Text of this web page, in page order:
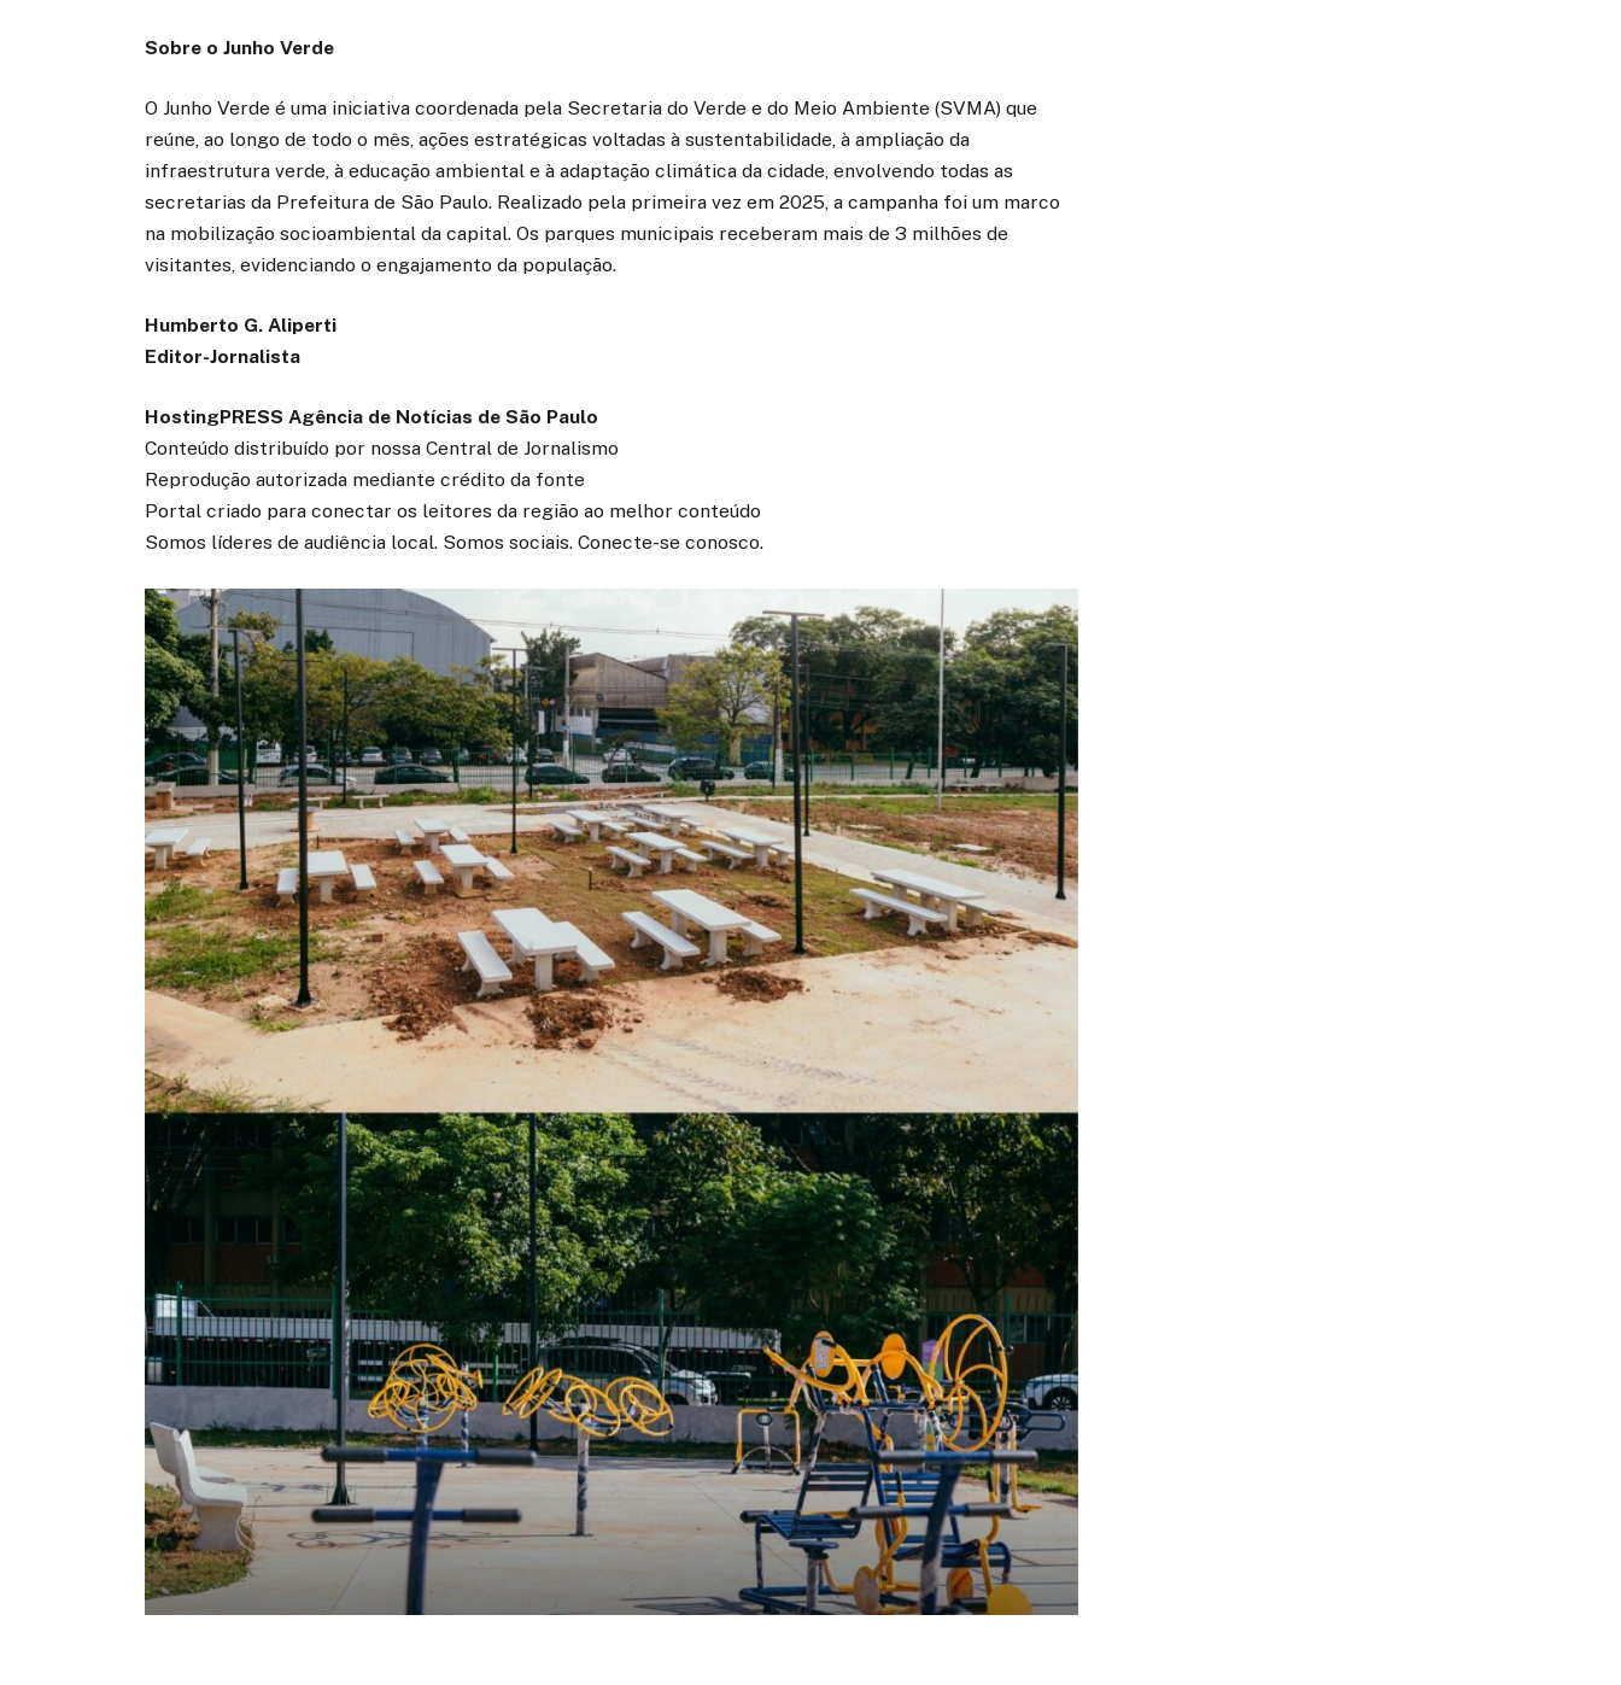
Sobre o Junho Verde
O Junho Verde é uma iniciativa coordenada pela Secretaria do Verde e do Meio Ambiente (SVMA) que
reúne, ao longo de todo o mês, ações estratégicas voltadas à sustentabilidade, à ampliação da
infraestrutura verde, à educação ambiental e à adaptação climática da cidade, envolvendo todas as
secretarias da Prefeitura de São Paulo. Realizado pela primeira vez em 2025, a campanha foi um marco
na mobilização socioambiental da capital. Os parques municipais receberam mais de 3 milhões de
visitantes, evidenciando o engajamento da população.
Humberto G. Aliperti
Editor-Jornalista
HostingPRESS Agência de Notícias de São Paulo
Conteúdo distribuído por nossa Central de Jornalismo
Reprodução autorizada mediante crédito da fonte
Portal criado para conectar os leitores da região ao melhor conteúdo
Somos líderes de audiência local. Somos sociais. Conecte-se conosco.